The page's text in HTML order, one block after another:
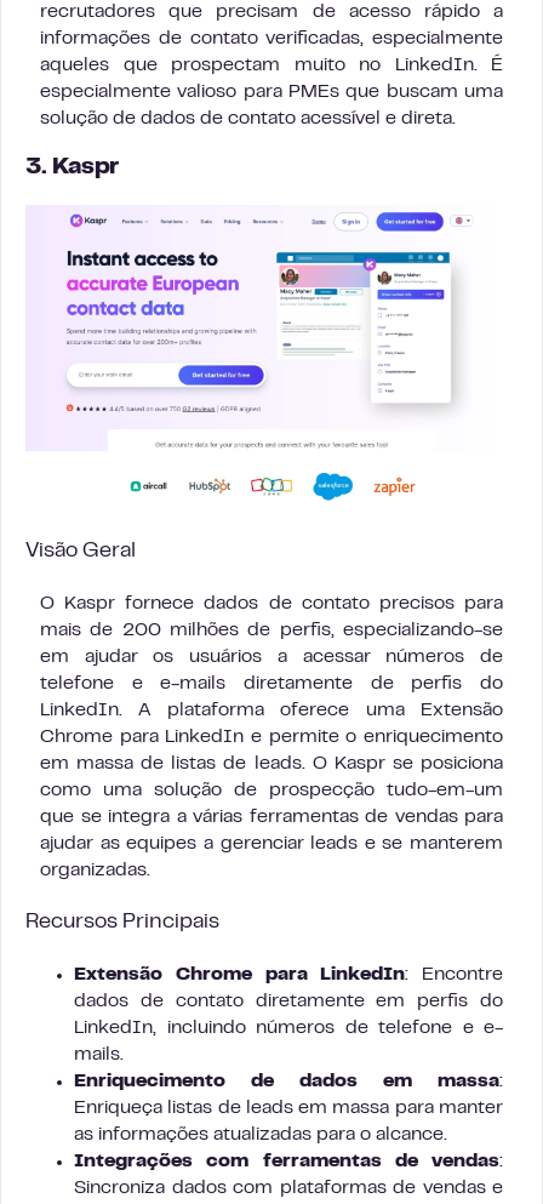
recrutadores que precisam de acesso rápido a
informações de contato verificadas, especialmente
aqueles que prospectam muito no LinkedIn. É
especialmente valioso para PMEs que buscam uma
solução de dados de contato acessível e direta.
3. Kaspr
Visão Geral
O Kaspr fornece dados de contato precisos para
mais de 200 milhões de perfis, especializando-se
em ajudar os usuários a acessar números de
telefone e e-mails diretamente de perfis do
LinkedIn. A plataforma oferece uma Extensão
Chrome para LinkedIn e permite o enriquecimento
em massa de listas de leads. O Kaspr se posiciona
como uma solução de prospecção tudo-em-um
que se integra a várias ferramentas de vendas para
ajudar as equipes a gerenciar leads e se manterem
organizadas.
Recursos Principais
Extensão Chrome para LinkedIn: Encontre
dados de contato diretamente em perfis do
LinkedIn, incluindo números de telefone e e-
mails.
Enriquecimento de dados em massa:
Enriqueça listas de leads em massa para manter
as informações atualizadas para o alcance.
Integrações com ferramentas de vendas:
Sincroniza dados com plataformas de vendas e